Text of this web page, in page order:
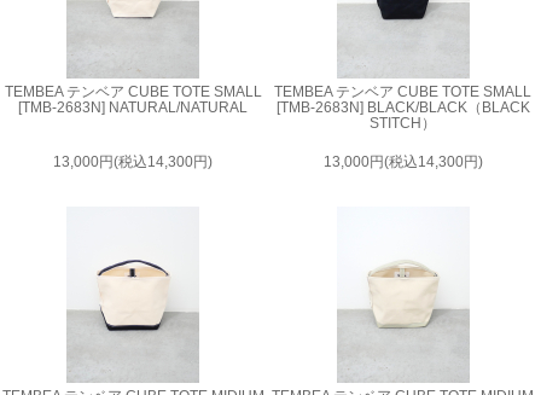
TEMBEA テンベア CUBE TOTE SMALL
[TMB-2683N] NATURAL/NATURAL
13,000円(税込14,300円)
TEMBEA テンベア CUBE TOTE SMALL
[TMB-2683N] BLACK/BLACK（BLACK
STITCH）
13,000円(税込14,300円)